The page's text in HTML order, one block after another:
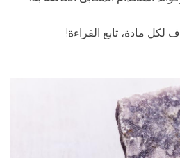
لكل مادة، تابع القراءة!